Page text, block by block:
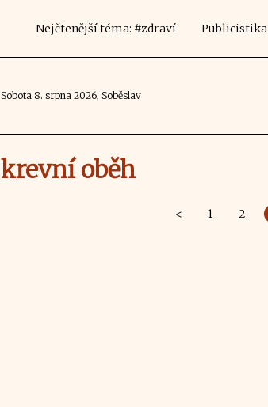
Nejčtenější téma: #zdraví Publicistika
Sobota 8. srpna 2026, Soběslav
krevní oběh
< 1 2